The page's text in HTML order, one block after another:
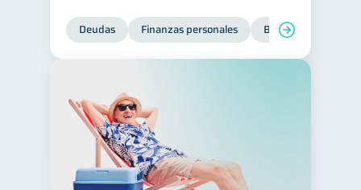
Deudas Finanzas personales Bienestar financiero